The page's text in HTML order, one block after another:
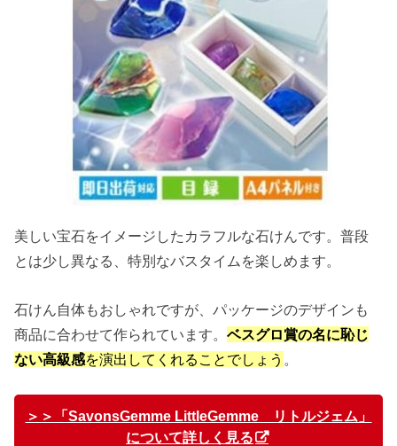
美しい宝石をイメージしたカラフルな石けんです。普段
とは少し異なる、特別なバスタイムを楽しめます。
石けん自体もおしゃれですが、パッケージのデザインも
商品に合わせて作られています。ベスグロ賞の名に恥じ
ない高級感を演出してくれることでしょう
＞＞「SavonsGemme LittleGemme リトルジェム」
について詳しく見る